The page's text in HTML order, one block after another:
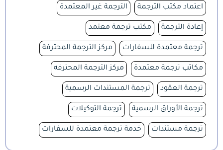
اعتماد مكتب الترجمة الترجمة غير المعتمدة
إعادة الترجمة مكتب ترجمة معتمد
ترجمة معتمدة للسفارات مركز الترجمة المحترفة
مكاتب ترجمة معتمدة مركز الترجمة المحترفه
ترجمة العقود ترجمة المستندات الرسمية
ترجمة الأوراق الرسمية ترجمة التوكيلات
ترجمة مستندات خدمة ترجمة معتمدة للسفارات